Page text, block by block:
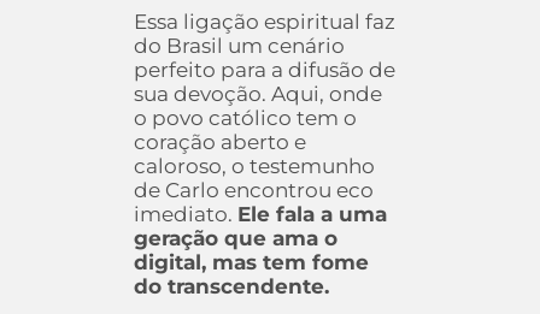
Essa ligação espiritual faz
do Brasil um cenário
perfeito para a difusão de
sua devoção. Aqui, onde
o povo católico tem o
coração aberto e
caloroso, o testemunho
de Carlo encontrou eco
imediato. Ele fala a uma
geração que ama o
digital, mas tem fome
do transcendente.